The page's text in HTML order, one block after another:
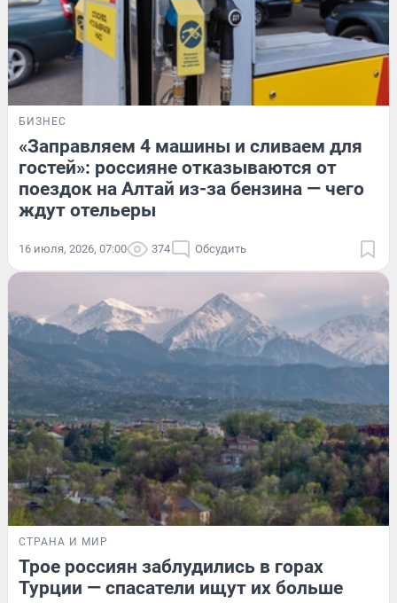
БИЗНЕС
«Заправляем 4 машины и сливаем для
гостей»: россияне отказываются от
поездок на Алтай из-за бензина — чего
ждут отельеры
16 июля, 2026, 07:00 374 Обсудить
СТРАНА И МИР
Трое россиян заблудились в горах
Турции — спасатели ищут их больше